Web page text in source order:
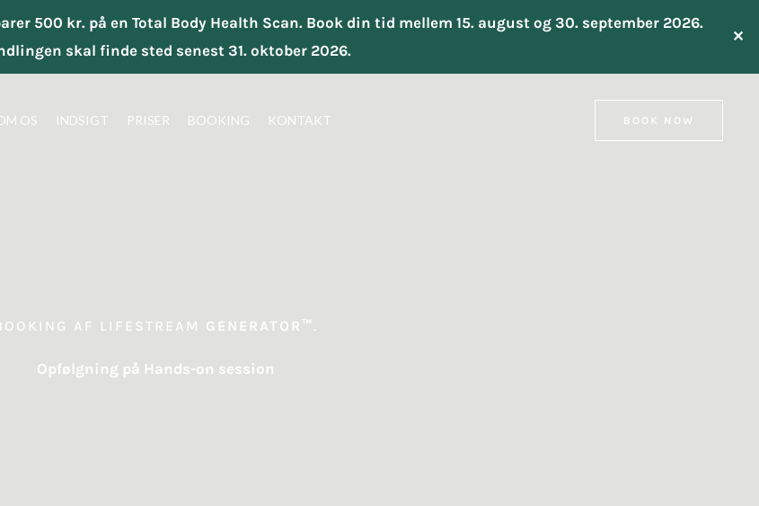
500 kr. på en Total Body Health Scan. Book din tid mellem 15. august og 30. september 2026.
skal finde sted senest 31. oktober 2026.
✕
OS INDSIGT PRISER BOOKING KONTAKT BOOK NOW
AF LIFESTREAM GENERATOR™ .
Opfølgning på Hands-on session